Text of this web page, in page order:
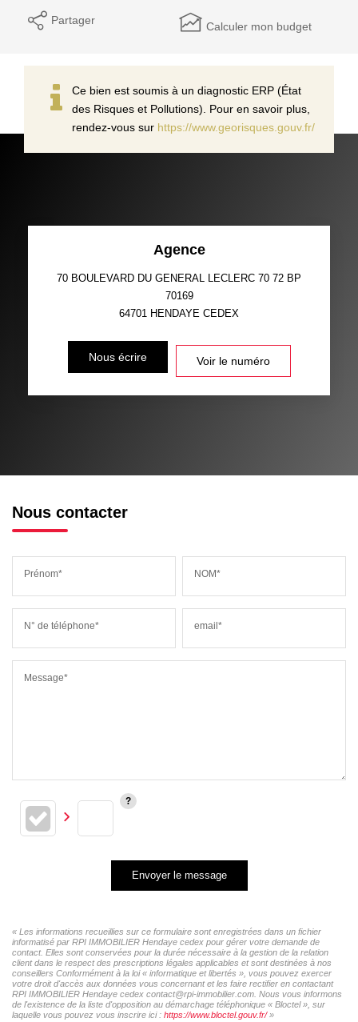
Partager Calculer mon budget
Ce bien est soumis à un diagnostic ERP (État
des Risques et Pollutions). Pour en savoir plus,
rendez-vous sur https://www.georisques.gouv.fr/
Agence
70 BOULEVARD DU GENERAL LECLERC 70 72 BP
70169
64701 HENDAYE CEDEX
Nous écrire Voir le numéro
Nous contacter
Prénom* NOM*
N° de téléphone* email*
Message*
Envoyer le message
« Les informations recueillies sur ce formulaire sont enregistrées dans un fichier
informatisé par RPI IMMOBILIER Hendaye cedex pour gérer votre demande de
contact. Elles sont conservées pour la durée nécessaire à la gestion de la relation
client dans le respect des prescriptions légales applicables et sont destinées à nos
conseillers Conformément à la loi « informatique et libertés », vous pouvez exercer
votre droit d'accès aux données vous concernant et les faire rectifier en contactant
RPI IMMOBILIER Hendaye cedex contact@rpi-immobilier.com. Nous vous informons
de l'existence de la liste d'opposition au démarchage téléphonique « Bloctel », sur
laquelle vous pouvez vous inscrire ici : https://www.bloctel.gouv.fr/»